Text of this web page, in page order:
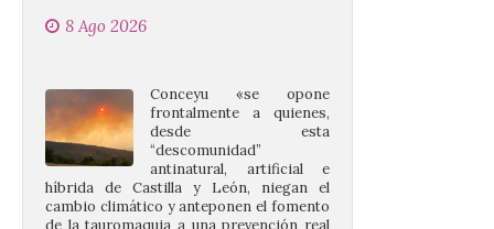
desde esta
“descomunidad”
antinatural, artificial e
híbrida de Castilla y León, niegan el
cambio climático y anteponen el fomento
de la tauromaquia a una prevención real
de los incendios. Conceyu Pais Llionés
vuelve a […]